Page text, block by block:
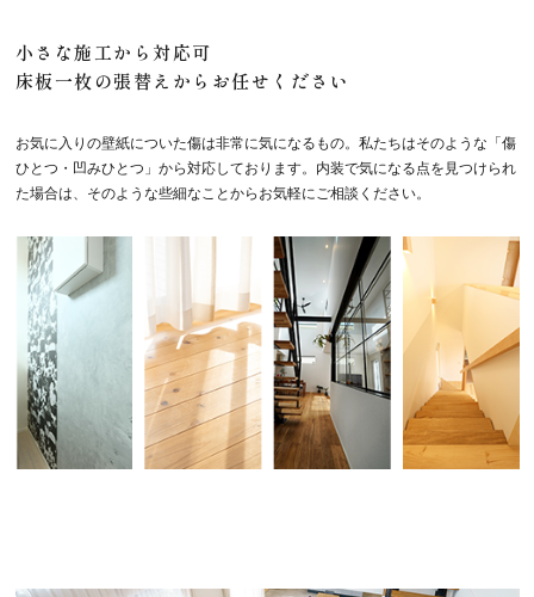
小さな施工から対応可
床板一枚の張替えからお任せください
お気に入りの壁紙についた傷は非常に気になるもの。私たちはそのような「傷
ひとつ・凹みひとつ」から対応しております。内装で気になる点を見つけられ
た場合は、そのような些細なことからお気軽にご相談ください。